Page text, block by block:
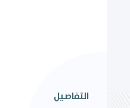
التفاصيل